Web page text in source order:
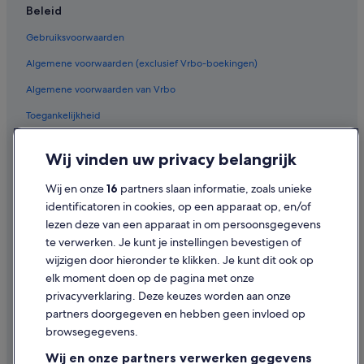
Hotels met 4 sterren in Oostende
Hostels in Oostende
Hotels met parkeerplaatsen in Oostende
Hotels in de buurt van Wapenplein
Agriturismos in Oostende
Hotels in Oostende
Van der Valk Hotels in Oostende
Duurzame in Oostende
Hotels met 5 sterren in Oostende
Hotels met zwembad in Oostende
Villa's in Oostende
Vakantieparken in Oostende
Aparthotels in Oostende
Pensions in Oostende
Beleid
Gebruiksvoorwaarden
Algemene voorwaarden (exclusief Vrbo-boekingen)
Algemene voorwaarden van Vrbo
Toegankelijkheid
Cookies
Juridische informatie/Contact
Inhoudsrichtlijnen en inhoud rapporteren
Hulp
Ondersteuning
Je boeking wijzigen of annuleren
Restitutieproces en tijdsbestek
Wij vinden uw privacy belangrijk
Wij en onze16 partners slaan informatie, zoals unieke
identificatoren in cookies, op een apparaat op, en/of
lezen deze van een apparaat in om persoonsgegevens
te verwerken. Je kunt je instellingen bevestigen of
wijzigen door hieronder te klikken. Je kunt dit ook op
elk moment doen op de pagina met onze
privacyverklaring. Deze keuzes worden aan onze
partners doorgegeven en hebben geen invloed op
browsegegevens.
Wij en onze partners verwerken gegevens